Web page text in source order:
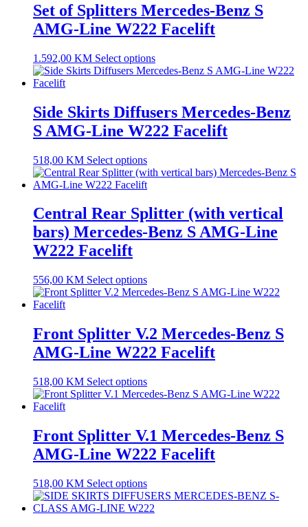
Set of Splitters Mercedes-Benz S
AMG-Line W222 Facelift
1.592,00 KM Select options
Side Skirts Diffusers Mercedes-Benz
S AMG-Line W222 Facelift
518,00 KM Select options
Central Rear Splitter (with vertical
bars) Mercedes-Benz S AMG-Line
W222 Facelift
556,00 KM Select options
Front Splitter V.2 Mercedes-Benz S
AMG-Line W222 Facelift
518,00 KM Select options
Front Splitter V.1 Mercedes-Benz S
AMG-Line W222 Facelift
518,00 KM Select options